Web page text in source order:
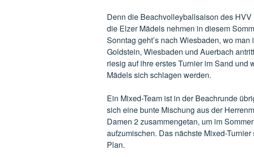
Denn die Beachvolleyballsaison des
die Elzer Mädels nehmen in diesem
Sonntag geht’s nach Wiesbaden, wo
Goldstein, Wiesbaden und Auerbach
riesig auf ihre erstes Turnier im Sand und
Mädels sich schlagen werden.
Ein Mixed-Team ist in der Beachrunde
sich eine bunte Mischung aus der
Damen 2 zusammengetan, um im
aufzumischen. Das nächste Mixed-
Plan.